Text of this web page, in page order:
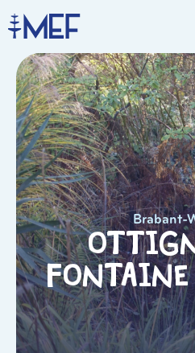
Brabant-
Fontaine